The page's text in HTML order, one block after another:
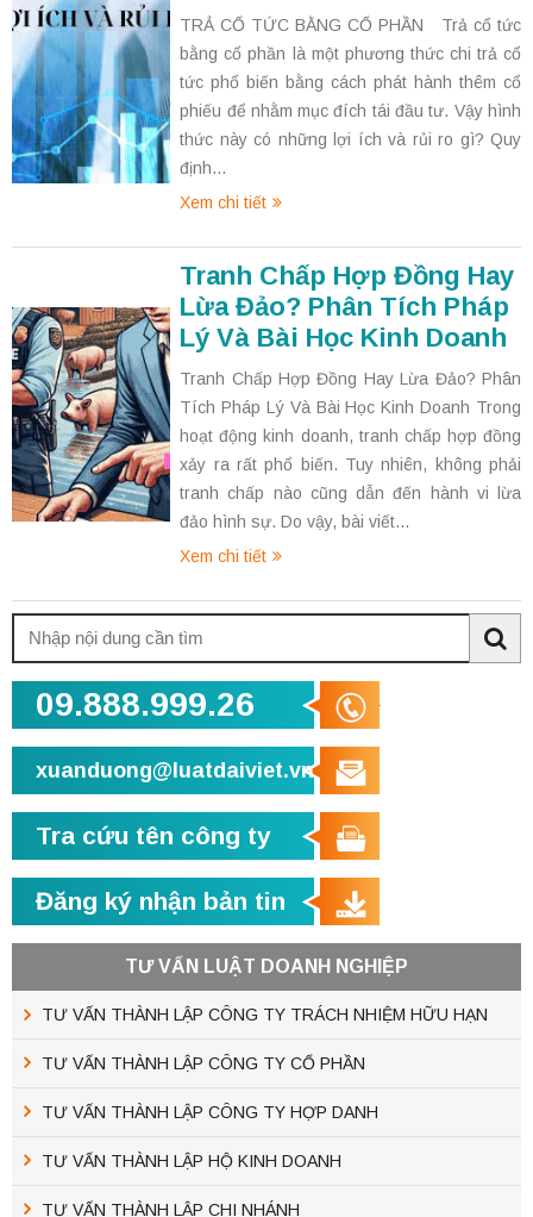
TRẢ CỔ TỨC BẰNG CỔ PHẦN Trả cổ tức
bằng cổ phần là một phương thức chi trả cổ
tức phổ biến bằng cách phát hành thêm cổ
phiếu để nhằm mục đích tái đầu tư. Vậy hình
thức này có những lợi ích và rủi ro gì? Quy
định...
Xem chi tiết
Tranh Chấp Hợp Đồng Hay
Lừa Đảo? Phân Tích Pháp
Lý Và Bài Học Kinh Doanh
Tranh Chấp Hợp Đồng Hay Lừa Đảo? Phân
Tích Pháp Lý Và Bài Học Kinh Doanh Trong
hoạt động kinh doanh, tranh chấp hợp đồng
xảy ra rất phổ biến. Tuy nhiên, không phải
tranh chấp nào cũng dẫn đến hành vi lừa
đảo hình sự. Do vậy, bài viết...
Xem chi tiết
kiếm:
09.888.999.26
xuanduong@luatdaiviet.vn
Tra cứu tên công ty
Đăng ký nhận bản tin
TƯ VẤN LUẬT DOANH NGHIỆP
TƯ VẤN THÀNH LẬP CÔNG TY TRÁCH NHIỆM HỮU HẠN
TƯ VẤN THÀNH LẬP CÔNG TY CỔ PHẦN
TƯ VẤN THÀNH LẬP CÔNG TY HỢP DANH
TƯ VẤN THÀNH LẬP HỘ KINH DOANH
TƯ VẤN THÀNH LẬP CHI NHÁNH